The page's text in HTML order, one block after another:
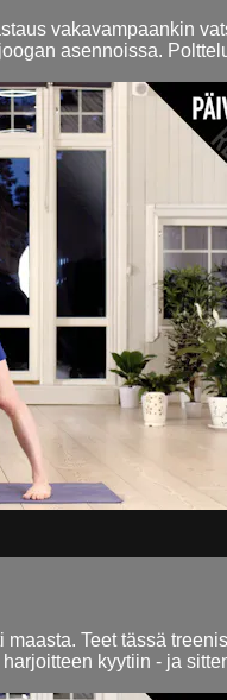
vakavampaankin
asennoissa.
Teet tässä
kyytiin - ja